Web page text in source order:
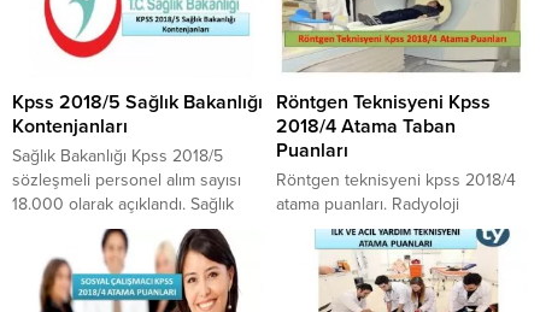
teknikeri kpss 2018/4 atamaları.
Sağlık Bakanlığı Odyometri
teknikeri atama taban puanları.
Odyometri önlisans bölümü kpss
2018/4 kontenjanları. Detayları
yazımız içerisinde bulabilirsiniz.
taban puanları. Odyoloji 2018
atama puanları. Odyoloji bölümü
kpss 2018/4 kontenjanları.
Detayları yazımız içerisinde
bulabilirsiniz.
Kpss 2018/5 Sağlık Bakanlığı
Kontenjanları
Sağlık Bakanlığı Kpss 2018/5
sözleşmeli personel alım sayısı
18.000 olarak açıklandı. Sağlık
Bakanlığı Kpss 2018/5 sözleşmeli
personel kontenjanlarını tablo
haline getirdik. Sağlık Bakanlığına
Kpss 2018/5 atamalarında kaç
Röntgen Teknisyeni Kpss
2018/4 Atama Taban
Puanları
Röntgen teknisyeni kpss 2018/4
atama puanları. Radyoloji
teknisyeni atama puanları 2018.
Röntgen teknisyeni kpss 2018/4
kontenjanları. Radyoloji atamaları
2018. Röntgen teknisyeni